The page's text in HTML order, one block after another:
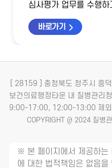
심사평가 업무를 수행하
바로가기
[ 28159 ] 충청북도 청주시 흥
보건의료행정타운 내 질병관리청
9:00-17:00, 12:00-13:00 제외
COPYRIGHT @ 2024 질병
※ 본 페이지에서 제공하는
에 대한 법적책임은 없음